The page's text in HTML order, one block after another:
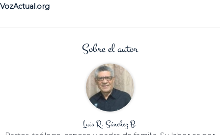
VozActual.org
Sobre el autor
Luis R. Sánchez B.